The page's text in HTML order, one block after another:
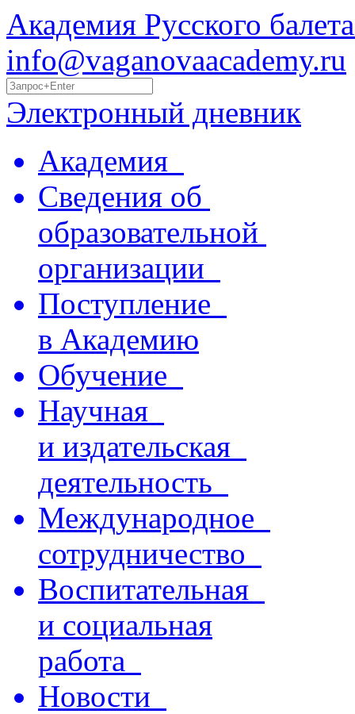
Академия Русского
info@vaganovaacademy.ru
Электронный дневник
Академия
Сведения об
образовательной
организации
Поступление
в Академию
Обучение
Научная
и издательская
деятельность
Международное
сотрудничество
Воспитательная
и социальная
работа
Новости